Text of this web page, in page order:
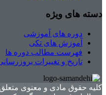
دسته های ویژه
دوره های آموزشی
آموزش های تکی
فهرست مطالب دوره ها
تاریخ و تغییرات
کلیه حقوق مادی و معنوی